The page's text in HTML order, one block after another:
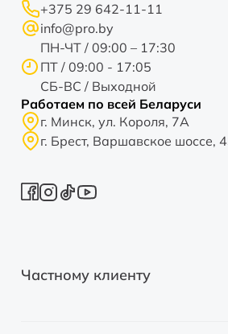
+375 29 642-11-11
info@pro.by
ПН-ЧТ / 09:00 – 17:30
ПТ / 09:00 - 17:05
СБ-ВС / Выходной
Работаем по всей Беларуси
г. Минск, ул. Короля, 7А
г. Брест, Варшавское шоссе,
Частному клиенту